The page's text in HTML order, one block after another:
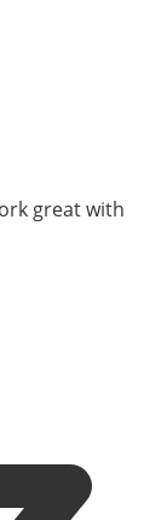
great with